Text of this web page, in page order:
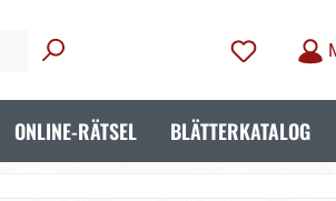
ONLINE-RÄTSEL BLÄTTERKATALOG